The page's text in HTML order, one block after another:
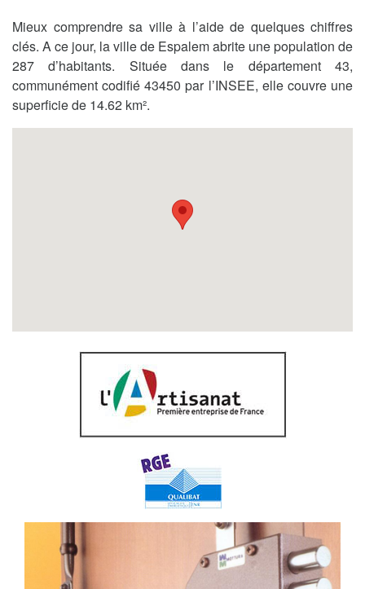
Mieux comprendre sa ville à l’aide de quelques chiffres
clés. A ce jour, la ville de Espalem abrite une population de
287 d’habitants. Située dans le département 43,
communément codifié 43450 par l’INSEE, elle couvre une
superficie de 14.62 km².